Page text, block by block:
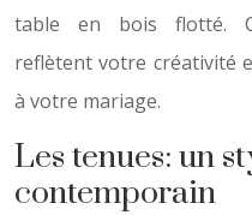
table en bois flotté.
reflètent votre créativité
à votre mariage.
Les tenues: un
contemporain